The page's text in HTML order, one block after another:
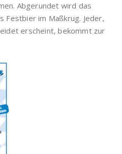
Abgerundet wird das
Festbier im Maßkrug. Jeder,
erscheint, bekommt zur